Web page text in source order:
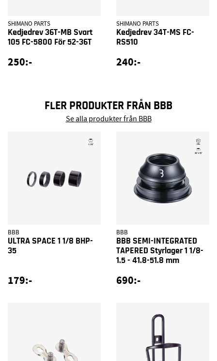
SHIMANO PARTS
Kedjedrev 36T-MB Svart
105 FC-5800 För 52-36T
250:-
SHIMANO PARTS
Kedjedrev 34T-MS FC-
RS510
240:-
FLER PRODUKTER FRÅN BBB
Se alla produkter från BBB
BBB
ULTRA SPACE 1 1/8 BHP-
35
179:-
BBB
BBB SEMI-INTEGRATED
TAPERED Styrlager 1 1/8-
1.5 - 41.8-51.8 mm
690:-